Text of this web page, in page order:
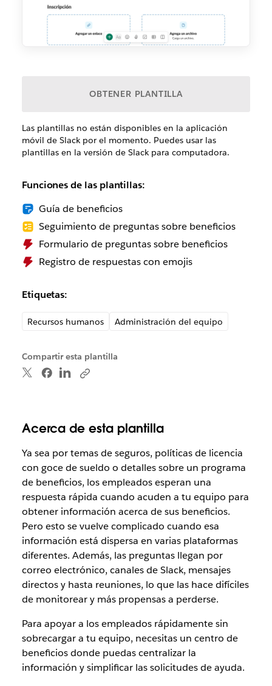
OBTENER PLANTILLA
Las plantillas no están disponibles en la aplicación
móvil de Slack por el momento. Puedes usar las
plantillas en la versión de Slack para computadora.
Funciones de las plantillas:
Guía de beneficios
Seguimiento de preguntas sobre beneficios
Formulario de preguntas sobre beneficios
Registro de respuestas con emojis
Etiquetas:
Recursos humanos Administración del equipo
Compartir esta plantilla
Acerca de esta plantilla
Ya sea por temas de seguros, políticas de licencia
con goce de sueldo o detalles sobre un programa
de beneficios, los empleados esperan una
respuesta rápida cuando acuden a tu equipo para
obtener información acerca de sus beneficios.
Pero esto se vuelve complicado cuando esa
información está dispersa en varias plataformas
diferentes. Además, las preguntas llegan por
correo electrónico, canales de Slack, mensajes
directos y hasta reuniones, lo que las hace difíciles
de monitorear y más propensas a perderse.
Para apoyar a los empleados rápidamente sin
sobrecargar a tu equipo, necesitas un centro de
beneficios donde puedas centralizar la
información y simplificar las solicitudes de ayuda.